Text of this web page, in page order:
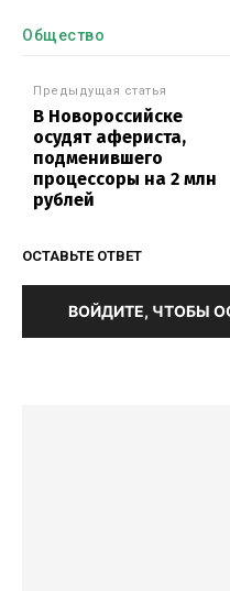
Общество
Предыдущая статья
В Новороссийске
осудят афериста,
подменившего
процессоры на 2 млн
рублей
ОСТАВЬТЕ ОТВЕТ
ВОЙДИТЕ, ЧТОБЫ